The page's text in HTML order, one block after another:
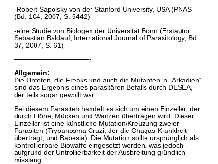
-Robert Sapolsky von der Stanford University, USA (PNAS
(Bd. 104, 2007, S. 6442)
-eine Studie von Biologen der Universität Bonn (Erstautor
Sebastian Baldauf; International Journal of Parasitology, Bd.
37, 2007, S. 61)
———————————-
Allgemein:
Die Untoten, die Freaks und auch die Mutanten in „Arkadien“
sind das Ergebnis eines parasitären Befalls durch DESEA,
der teils sogar gewollt war.
Bei diesem Parasiten handelt es sich um einen Einzeller, der
durch Flöhe, Mücken und Wanzen übertragen wird. Dieser
Einzeller ist eine künstliche Mutation/Kreuzung zweier
Parasiten (Trypanosma Cruzi, der die Chagas-Krankheit
überträgt, und Babesia). Die Mutation sollte ursprünglich als
kontrollierbare Biowaffe eingesetzt werden, was jedoch
aufgrund der Untrollierbarkeit der Ausbreitung gründlich
misslang.